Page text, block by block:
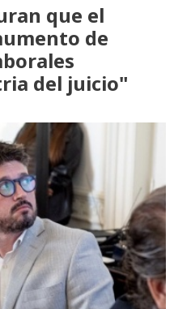
que el
de
del juicio"